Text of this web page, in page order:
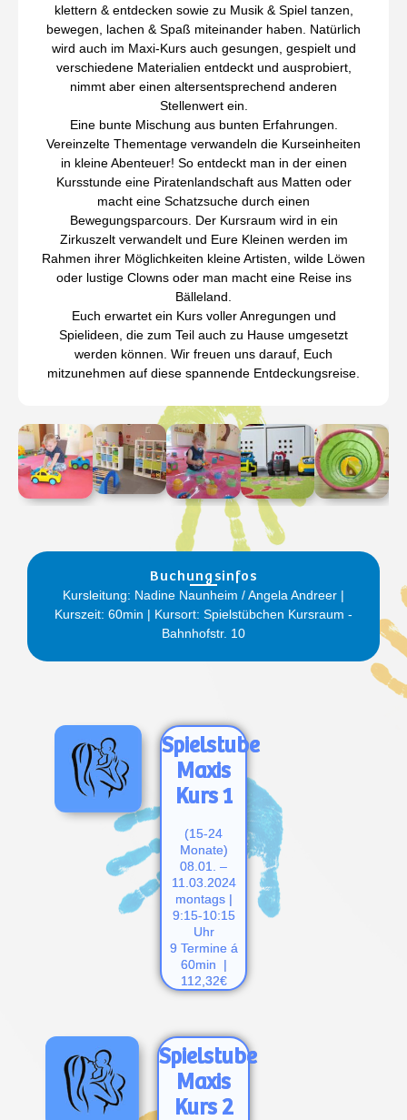
klettern & entdecken sowie zu Musik & Spiel tanzen,
bewegen, lachen & Spaß miteinander haben. Natürlich
wird auch im Maxi-Kurs auch gesungen, gespielt und
verschiedene Materialien entdeckt und ausprobiert,
nimmt aber einen altersentsprechend anderen
Stellenwert ein.
Eine bunte Mischung aus bunten Erfahrungen.
Vereinzelte Thementage verwandeln die Kurseinheiten
in kleine Abenteuer! So entdeckt man in der einen
Kursstunde eine Piratenlandschaft aus Matten oder
macht eine Schatzsuche durch einen
Bewegungsparcours. Der Kursraum wird in ein
Zirkuszelt verwandeltund Eure Kleinen werden im
Rahmen ihrer Möglichkeiten kleine Artisten wilde Löwen
oderlustige Clowns oder man macht eine Reise ins
Bälleland
Euch erwartet ein Kurs voller Anregungen und
Spielideen, die zum Teil auch zu Hause umgesetzt
werden können. Wir freuen uns darauf, Euch
mitzunehmen auf diese spannende Entdeckungsreise.
Buchungsinfos
Kursleitung: Nadine Naunheim / Angela Andreer |
Kurszeit: 60min | Kursort: Spielstübchen Kursraum -
Bahnhofstr. 10
Spielstube
Maxis
Kurs 1
(15-24
Monate)
08.01. –
11.03.2024
montags |
9:15-10:15
Uhr
9 Termine á
60min |
112,32€
Spielstube
Maxis
Kurs 2